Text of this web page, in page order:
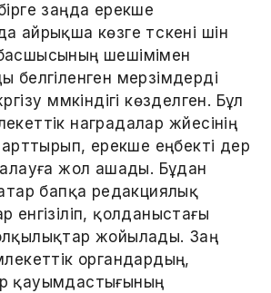
заңда ерекше
айрықша көзге түскені үшін
шешімімен
белгіленген мерзімдерді
мүмкіндігі көзделген. Бұл
наградалар жүйесінің
арттырып, ерекше еңбекті дер
жол ашады. Бұдан
бапқа редакциялық
енгізіліп, қолданыстағы
жойылады. Заң
органдардың,
қауымдастығының